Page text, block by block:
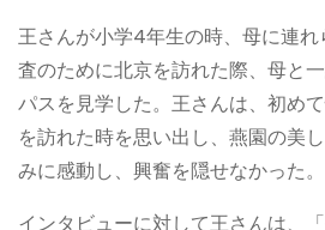
王さんが小学4年生の時、母に連
査のために北京を訪れた際、母と
パスを見学した。王さんは、初め
を訪れた時を思い出し、燕園の美
みに感動し、興奮を隠せなかった。
インタビューに対して王さんは、